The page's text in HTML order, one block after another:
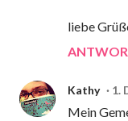
liebe
Kathy 1.
Mein